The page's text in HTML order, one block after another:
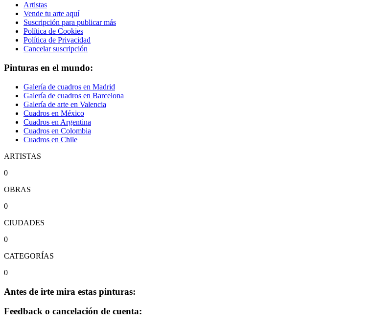
Artistas
Vende tu arte aquí
Suscripción para publicar más
Política de Cookies
Política de Privacidad
Cancelar suscripción
Pinturas en el mundo:
Galería de cuadros en Madrid
Galería de cuadros en Barcelona
Galería de arte en Valencia
Cuadros en México
Cuadros en Argentina
Cuadros en Colombia
Cuadros en Chile
ARTISTAS
0
OBRAS
0
CIUDADES
0
CATEGORÍAS
0
Antes de irte mira estas pinturas:
Feedback o cancelación de cuenta: